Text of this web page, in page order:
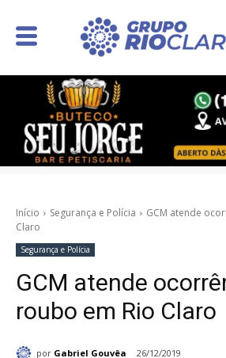
Início Segurança e Polícia
GCM atende
Claro
Segurança e Polícia
GCM atende
roubo em Rio Claro
por Gabriel Gouvêa 26/12/2019